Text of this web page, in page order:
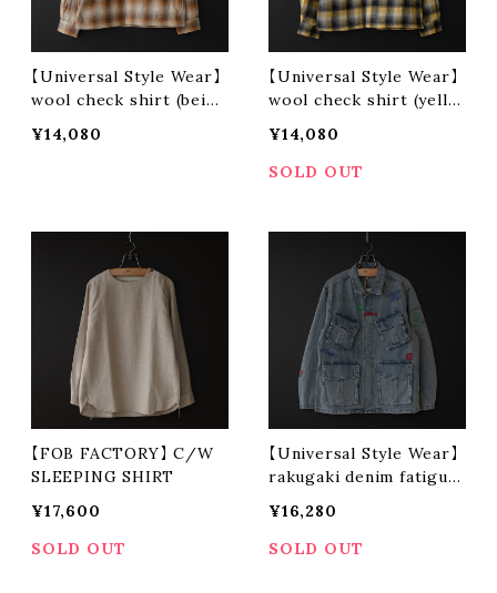
【Universal Style Wear】
wool check shirt (beige
¥14,080
【Universal Style Wear】
wool check shirt (yello
¥14,080
SOLD OUT
【FOB FACTORY】 C/W
SLEEPING SHIRT
¥17,600
SOLD OUT
【Universal Style Wear】
rakugaki denim fatigue
¥16,280
SOLD OUT